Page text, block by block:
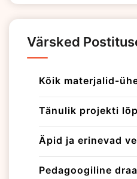
Värsked
Kõik materjalid-
Tänulik projekti
Äpid ja erinevad
Pedagoogiline